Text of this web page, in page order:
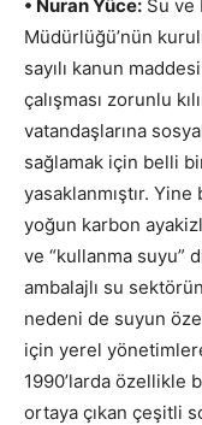
• Nuran Yüce: Su ve
Müdürlüğü’nün
sayılı kanun
çalışması zorunlu
vatandaşlarına
sağlamak için belli
yasaklanmıştır.
yoğun karbon
ve “kullanma suyu”
ambalajlı su
nedeni de suyun
için yerel
1990’larda özellikle
ortaya çıkan çeşitli